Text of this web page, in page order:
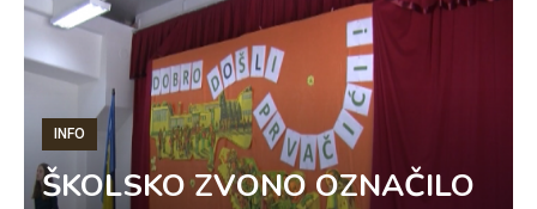
INFO
ŠKOLSKO ZVONO OZNAČILO